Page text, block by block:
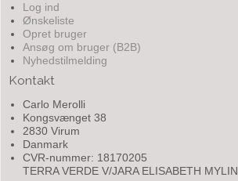
Log ind
Ønskeliste
Opret bruger
Ansøg om bruger (B2B)
Nyhedstilmelding
Kontakt
Carlo Merolli
Kongsvænget 38
2830 Virum
Danmark
CVR-nummer: 18170205
TERRA VERDE V/JARA ELISABETH MYLIN